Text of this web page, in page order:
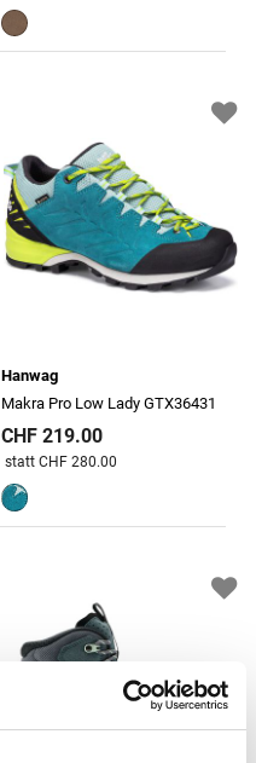
Hanwag
Makra Pro Low Lady GTX36431
CHF 219.00
Preis reduziert von
statt CHF 280.00